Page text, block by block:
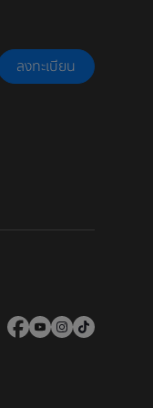
ลงทะเบียน